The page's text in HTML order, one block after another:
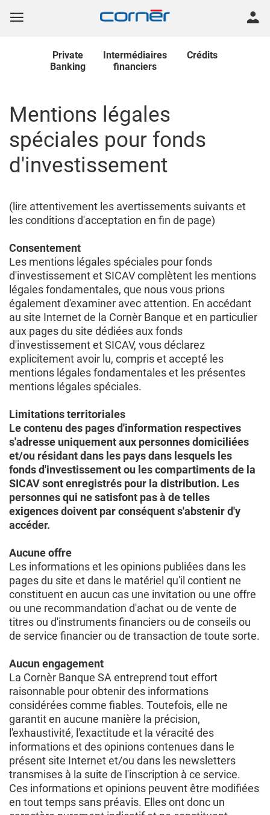
Private
Banking
Intermédiaires
financiers
Crédits
Mentions légales
spéciales pour fonds
d'investissement
(lire attentivement les avertissements suivants et
les conditions d'acceptation en fin de page)
Consentement
Les mentions légales spéciales pour fonds
d'investissement et SICAV complètent les mentions
légales fondamentales, que nous vous prions
également d'examiner avec attention. En accédant
au site Internet de la Cornèr Banque et en particulier
aux pages du site dédiées aux fonds
d'investissement et SICAV, vous déclarez
explicitement avoir lu, compris et accepté les
mentions légales fondamentales et les présentes
mentions légales spéciales.
Limitations territoriales
Le contenu des pages d'information respectives
s'adresse uniquement aux personnes domiciliées
et/ou résidant dans les pays dans lesquels les
fonds d'investissement ou les compartiments de la
SICAV sont enregistrés pour la distribution. Les
personnes qui ne satisfont pas à de telles
exigences doivent par conséquent s'abstenir d'y
accéder.
Aucune offre
Les informations et les opinions publiées dans les
pages du site et dans le matériel qu'il contient ne
constituent en aucun cas une invitation ou une offre
ou une recommandation d'achat ou de vente de
titres ou d'instruments financiers ou de conseils ou
de service financier ou de transaction de toute sorte.
Aucun engagement
La Cornèr Banque SA entreprend tout effort
raisonnable pour obtenir des informations
considérées comme fiables. Toutefois, elle ne
garantit en aucune manière la précision,
l'exhaustivité, l'exactitude et la véracité des
informations et des opinions contenues dans le
présent site Internet et/ou dans les newsletters
transmises à la suite de l'inscription à ce service.
Ces informations et opinions peuvent être modifiées
en tout temps sans préavis. Elles ont donc un